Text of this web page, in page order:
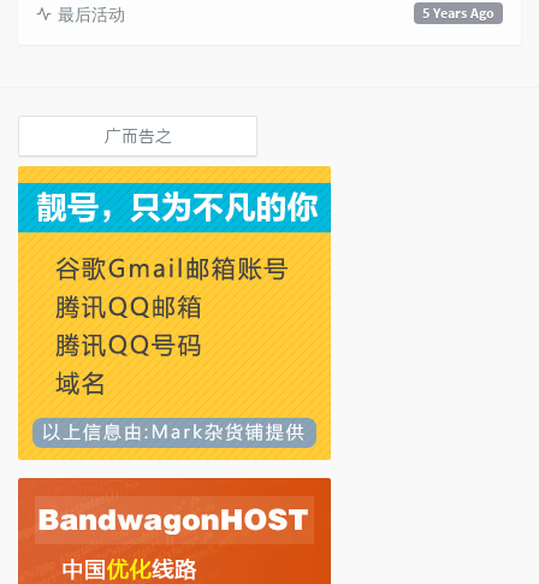
5 Years Ago
最后活动
广而告之